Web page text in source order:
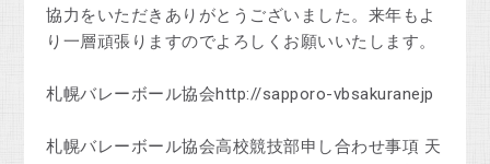
協力をいただきありがとうございました。来年もよ
り一層頑張りますのでよろしくお願いいたします。
札幌バレーボール協会http://sapporo-vbsakuranejp
札幌バレーボール協会高校競技部申し合わせ事項 天